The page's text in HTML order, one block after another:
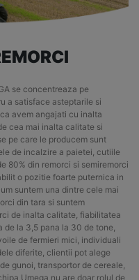
se concentreaza pe
a satisface asteptarile si
avem angajati cu inalta
cea mai inalta calitate si
pe care le producem sunt
de incalzire a paietei, cutiile
80% din remorci si semiremorci
o pozitie foarte puternica in
suntem una dintre cele mai
din tara si suntem
de inalta calitate, fiabilitatea
de la 3,5 pana la 30 de tone,
de fermieri mici, individuali
diferite, clientii pot alege
gunoi, transportor de cereale,
Umega nu are doar rolul de